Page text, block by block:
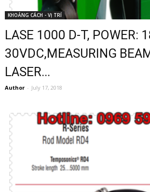
KHOẢNG CÁCH - VỊ TRÍ
LASE 1000 D-T, POWER:
30VDC,MEASURING
LASER...
Author - July 17, 2018